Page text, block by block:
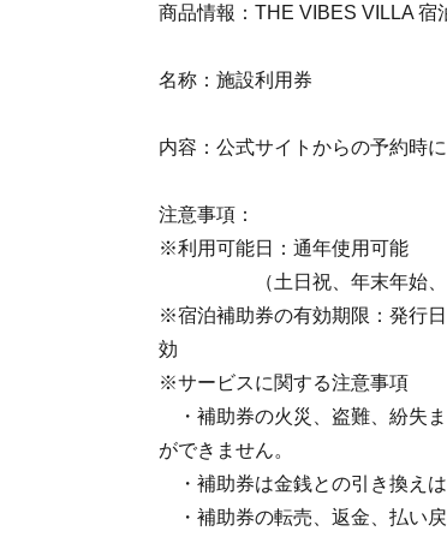
商品情報：THE VIBES VILLA 宿
名称：施設利用券
内容：公式サイトからの予約時
注意事項：
※利用可能日：通年使用可能
（土日祝、年末年始、お
※宿泊補助券の有効期限：発行
効
※サービスに関する注意事項
・補助券の火災、盗難、紛失
ができません。
・補助券は金銭との引き換えは
・補助券の転売、返金、払い戻